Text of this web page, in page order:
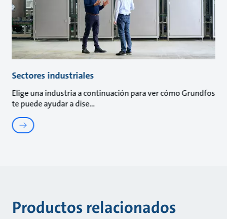
Sectores industriales
Elige una industria a continuación para ver cómo Grundfos
te puede ayudar a dise
Productos relacionados